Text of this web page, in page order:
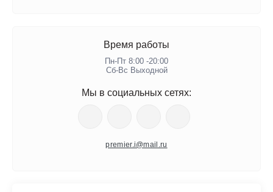
Время работы
Пн-Пт 8:00 -20:00
Сб-Вс Выходной
Мы в социальных сетях:
premier.i@mail.ru